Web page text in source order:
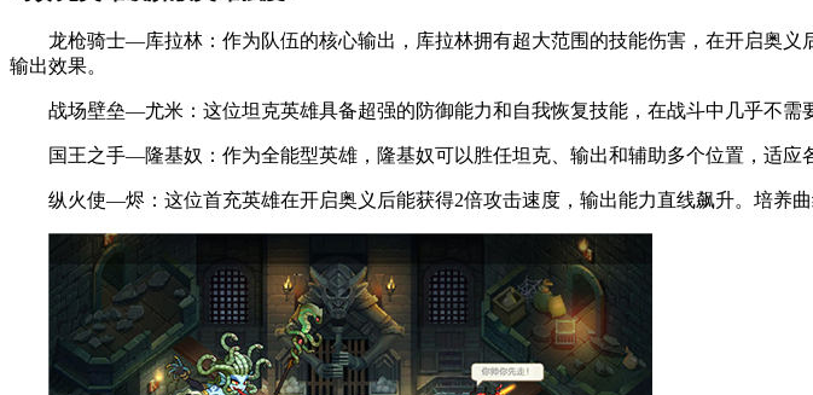
龙枪骑士—库拉林：作为队伍的核心输出，库拉林拥有超大范围的技能伤害，在开启奥义
输出效果。
战场壁垒—尤米：这位坦克英雄具备超强的防御能力和自我恢复技能，在战斗中几乎不需
国王之手—隆基奴：作为全能型英雄，隆基奴可以胜任坦克、输出和辅助多个位置，适应
纵火使—烬：这位首充英雄在开启奥义后能获得2倍攻击速度，输出能力直线飙升。培养曲